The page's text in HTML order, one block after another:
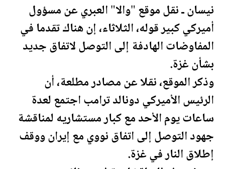
نيسان ـ نقل موقع "والا" العبري عن مسؤول
أميركي كبير قوله، الثلاثاء، إن هناك تقدما في
المفاوضات الهادفة إلى التوصل لاتفاق جديد
بشأن غزة.
وذكر الموقع، نقلا عن مصادر مطلعة، أن
الرئيس الأميركي دونالدترامباجتمع لعدة
ساعات يوم الأحد مع كبار مستشاريه لمناقشة
جهود التوصل إلى اتفاق نووي مع إيران ووقف
إطلاق النار في غزة.